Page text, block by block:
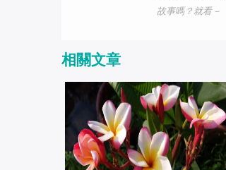
故事嗎？就看－
相關文章